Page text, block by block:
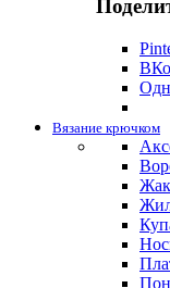
Вязание крючком